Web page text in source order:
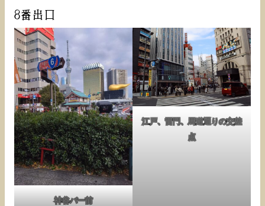
8番出口
神谷バー前
江戸、雷門、馬道通りの交差
点